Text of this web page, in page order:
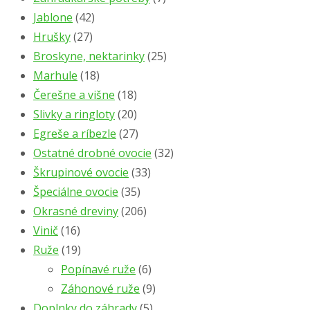
Jablone (42)
Hrušky(27)
Broskyne, nektarinky(25)
Marhule (18)
Čerešne a višne (18)
Slivky a ringloty(20)
Egreše a ríbezle (27)
Ostatné drobné ovocie (32)
Škrupinové ovocie (33)
Špeciálne ovocie (35)
Okrasné dreviny(206)
Vinič (16)
Ruže (19)
Popínavé ruže (6)
Záhonové ruže (9)